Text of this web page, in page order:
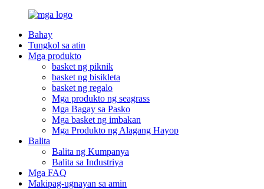
Bahay
Tungkol sa atin
Mga produkto
basket ng piknik
basket ng bisikleta
basket ng regalo
Mga produkto ng seagrass
Mga Bagay sa Pasko
Mga basket ng imbakan
Mga Produkto ng Alagang Hayop
Balita
Balita ng Kumpanya
Balita sa Industriya
Mga FAQ
Makipag-ugnayan sa amin